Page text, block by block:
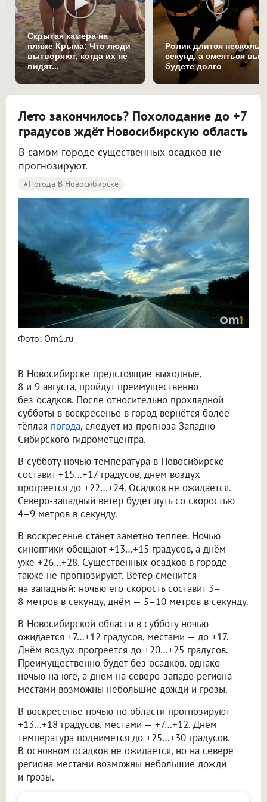
Скрытая камера на
пляже Крыма: Что люди
вытворяют, когда их не
видят...
Ролик длится
секунд, а смеяться вы
будете долго
Лето закончилось? Похолодание до +7
градусов ждёт Новосибирскую область
В самом городе существенных осадков не
прогнозируют.
#Погода В Новосибирске
Фото: Om1.ru
В Новосибирске предстоящие выходные,
8 и 9 августа, пройдут преимущественно
без осадков. После относительно прохладной
субботы в воскресенье в город вернётся более
тёплая погода, следует из прогноза Западно-
Сибирского гидрометцентра.
В субботу ночью температура в Новосибирске
составит +15…+17 градусов, днём воздух
прогреется до +22…+24. Осадков не ожидается.
Северо-западный ветер будет дуть со скоростью
4–9 метров в секунду.
В воскресенье станет заметно теплее. Ночью
синоптики обещают +13…+15 градусов, а днём —
уже +26…+28. Существенных осадков в городе
также не прогнозируют. Ветер сменится
на западный: ночью его скорость составит 3–
8 метров в секунду, днём — 5–10 метров в секунду.
В Новосибирской области в субботу ночью
ожидается +7…+12 градусов, местами — до +17.
Днём воздух прогреется до +20…+25 градусов.
Преимущественно будет без осадков, однако
ночью на юге, а днём на северо-западе региона
местами возможны небольшие дожди и грозы.
В воскресенье ночью по области прогнозируют
+13…+18 градусов, местами — +7…+12. Днём
температура поднимется до +25…+30 градусов.
В основном осадков не ожидается, но на севере
региона местами возможны небольшие дожди
и грозы.